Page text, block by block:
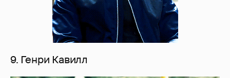
9. Генри Кавилл